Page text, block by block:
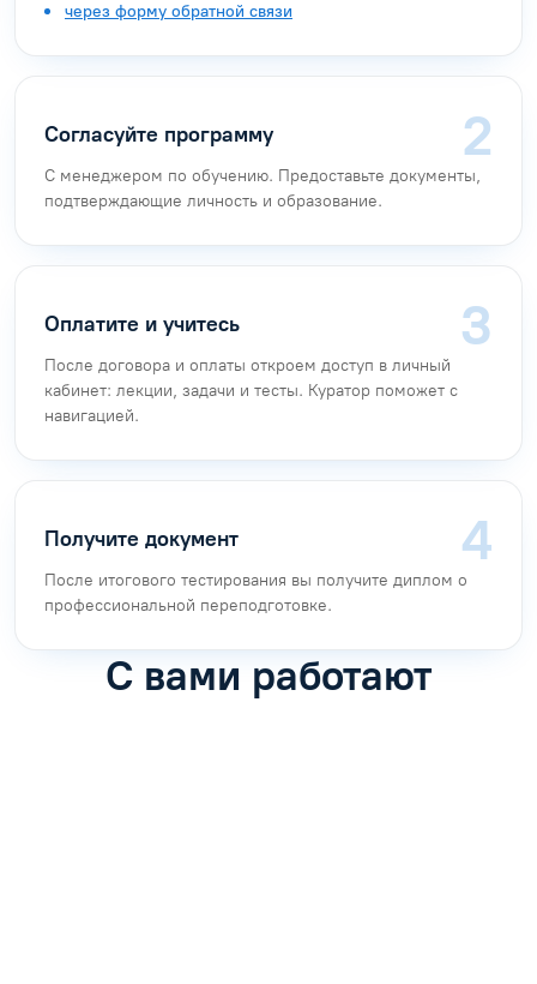
через форму обратной связи
Согласуйте программу
С менеджером по обучению. Предоставьте документы,
подтверждающие личность и образование.
Оплатите и учитесь
После договора и оплаты откроем доступ в личный
кабинет: лекции, задачи и тесты. Куратор поможет с
навигацией.
Получите документ
После итогового тестирования вы получите диплом о
профессиональной переподготовке.
С вами работают